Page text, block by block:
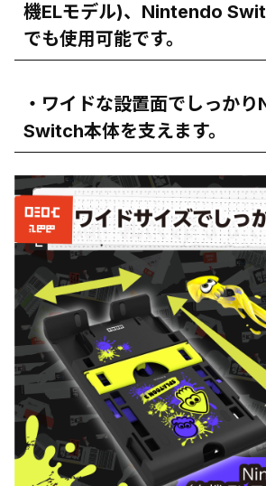
機ELモデル)、Nintendo
でも使用可能です。
・ワイドな設置面でしっか
Switch本体を支えます。